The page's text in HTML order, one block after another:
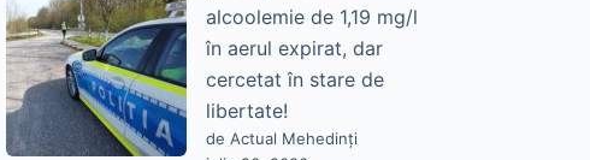
alcoolemie de 1,19 mg/l
în aerul expirat, dar
cercetat în stare de
libertate!
de Actual Mehedinți